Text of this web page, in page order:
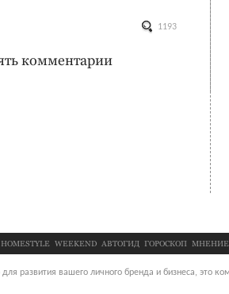
комментарии
1193
HOMESTYLE WEEKEND АВТОГИД ГОРОСКОП МНЕНИЕ
развития вашего личного бренда и бизнеса, это